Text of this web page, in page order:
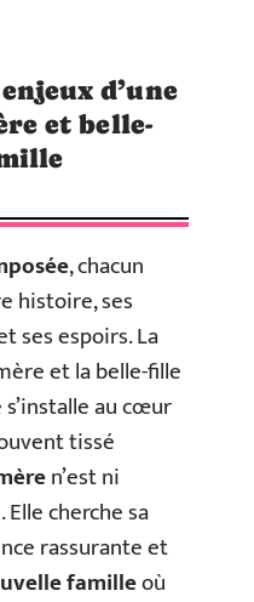
d’une
et belle-
, chacun
histoire, ses
ses espoirs. La
et la belle-fille
s’installe au cœur
tissé
n’est ni
cherche sa
rassurante et
familleoù